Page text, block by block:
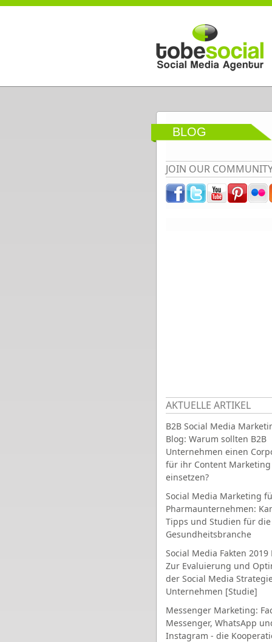
Direkt zum Inhalt
BLOG
JOIN OUR
AKTUELLE ARTIKEL
B2B Social Media
Blog: Warum sollten B2B
Unternehmen einen
für ihr Content Marketing
einsetzen?
Social Media Marketing
Pharmaunternehmen:
Tipps und Studien für die
Gesundheitsbranche
Social Media Fakten 2019
Zur Evaluierung und
der Social Media
Unternehmen [Studie]
Messenger Marketing:
Messenger, WhatsApp
Instagram - die